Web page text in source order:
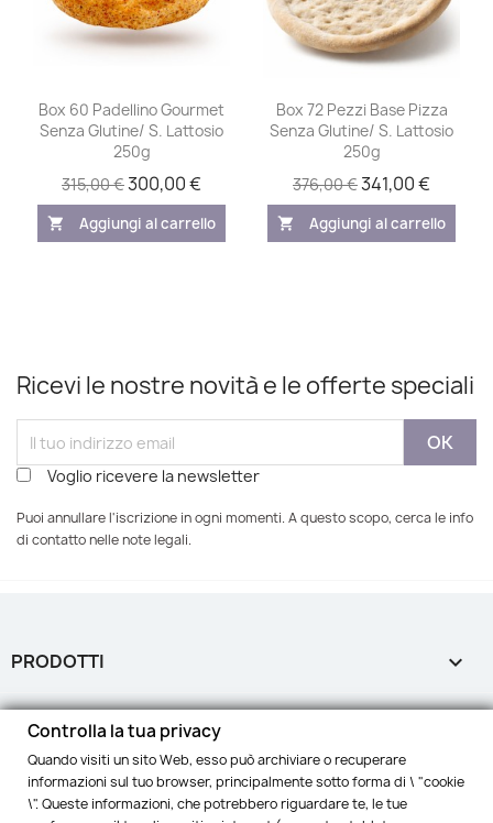
Box 60 Padellino Gourmet
Senza Glutine/ S. Lattosio
250g
315,00 €300,00 €
shopping_cart Aggiungi al carrello
Box 72 Pezzi Base Pizza
Senza Glutine/ S. Lattosio
250g
376,00 €341,00 €
shopping_cart Aggiungi al carrello
Ricevi le nostre novità e le offerte speciali
Voglio ricevere la newsletter
Puoi annullare l'iscrizione in ogni momenti. A questo scopo, cerca le info
di contatto nelle note legali.
PRODOTTI 
LA NOSTRA AZIENDA
IL TUO ACCOUNT 
Controlla la tua privacy
Quando visiti un sito Web, esso può archiviare o recuperare
informazioni sul tuo browser, principalmente sotto forma di \ "cookie
\". Queste informazioni, che potrebbero riguardare te, le tue